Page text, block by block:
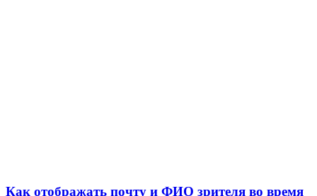
Как отображать почту и ФИО зрителя во время